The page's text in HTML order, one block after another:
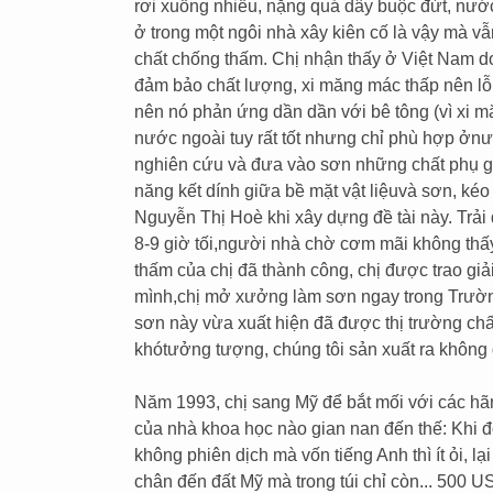
rơi xuống nhiều, nặng quá dây buộc đứt,
ở trong một ngôi nhà xây kiên cố là vậy mà
chất chống thấm. Chị nhận thấy ở Việt Nam
đảm bảo chất lượng, xi măng mác thấp nên
nên nó phản ứng dần dần với bê tông (vì xi
nước ngoài tuy rất tốt nhưng chỉ phù hợp
nghiên cứu và đưa vào sơn những chất phụ
năng kết dính giữa bề mặt vật liệuvà sơn,
Nguyễn Thị Hoè khi xây dựng đề tài này.
8-9 giờ tối,người nhà chờ cơm mãi không
thấm của chị đã thành công, chị được trao
mình,chị mở xưởng làm sơn ngay trong
sơn này vừa xuất hiện đã được thị trường
khótưởng tượng, chúng tôi sản xuất ra không
Năm 1993, chị sang Mỹ để bắt mối với các
của nhà khoa học nào gian nan đến thế: Khi
không phiên dịch mà vốn tiếng Anh thì ít ỏi,
chân đến đất Mỹ mà trong túi chỉ còn... 500